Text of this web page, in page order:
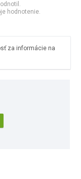
hodnotenie.
za informácie na